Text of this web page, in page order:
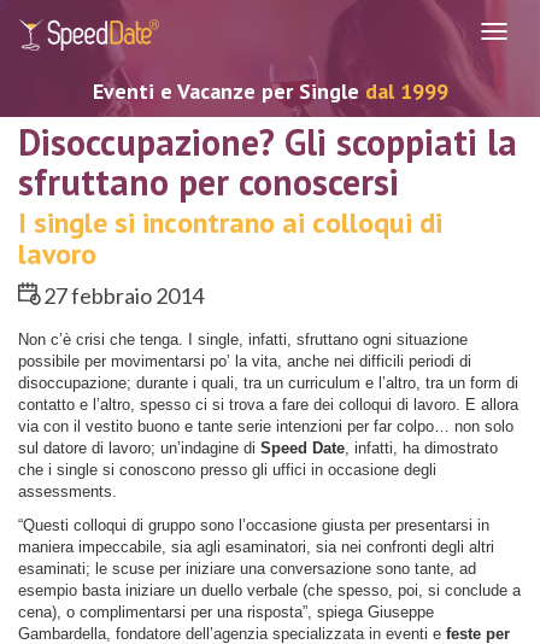
Eventi e Vacanze per Single dal 1999
Disoccupazione? Gli scoppiati la
sfruttano per conoscersi
I single si incontrano ai colloqui di
lavoro
27 febbraio 2014
Non c’è crisi che tenga. I single, infatti, sfruttano ogni situazione
possibile per movimentarsi po’ la vita, anche nei difficili periodi di
disoccupazione; durante i quali, tra un curriculum e l’altro, tra un form di
contatto e l’altro, spesso ci si trova a fare dei colloqui di lavoro. E allora
via con il vestito buono e tante serie intenzioni per far colpo… non solo
sul datore di lavoro; un’indagine di Speed Date, infatti, ha dimostrato
che i single si conoscono presso gli uffici in occasione degli
assessments.
“Questi colloqui di gruppo sono l’occasione giusta per presentarsi in
maniera impeccabile, sia agli esaminatori, sia nei confronti degli altri
esaminati; le scuse per iniziare una conversazione sono tante, ad
esempio basta iniziare un duello verbale (che spesso, poi, si conclude a
cena), o complimentarsi per una risposta”, spiega Giuseppe
Gambardella, fondatore dell’agenzia specializzata in eventi e feste per